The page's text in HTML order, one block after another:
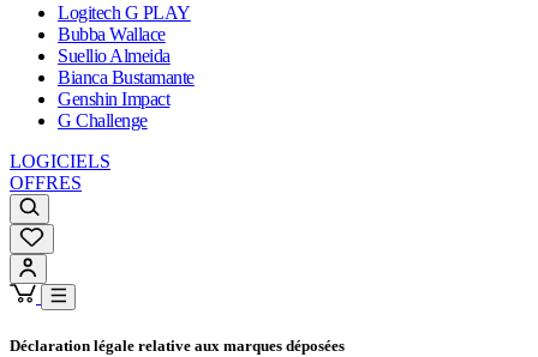
Logitech G PLAY
Bubba Wallace
Suellio Almeida
Bianca Bustamante
Genshin Impact
G Challenge
LOGICIELS
OFFRES
Déclaration légale relative aux marques déposées